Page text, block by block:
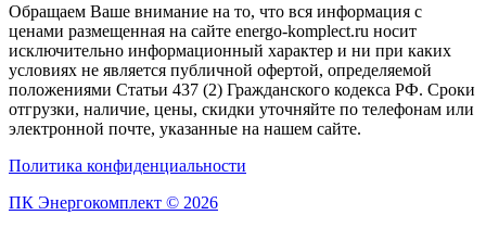
Обращаем Ваше внимание на то, что вся информация с
ценами размещенная на сайте energo-komplect.ru носит
исключительно информационный характер и ни при каких
условиях не является публичной офертой, определяемой
положениями Статьи 437 (2) Гражданского кодекса РФ. Сроки
отгрузки, наличие, цены, скидки уточняйте по телефонам или
электронной почте, указанные на нашем сайте.
Политика конфиденциальности
ПК Энергокомплект © 2026